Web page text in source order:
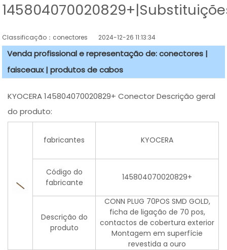
Classificação：conectores 2024-12-26 11:13:34
Venda profissional e representação de: conectores |
faisceaux | produtos de cabos
KYOCERA 145804070020829+ Conector Descrição geral
do produto:
fabricantes KYOCERA
Código do
fabricante
145804070020829+
Descrição do
produto
CONN PLUG 70POS SMD GOLD,
ficha de ligação de 70 pos,
contactos de cobertura exterior
Montagem em superfície
revestida a ouro